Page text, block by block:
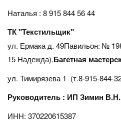
Наталья : 8 915 844 56 44
ТК "Текстильщик"
ул. Ермака д. 49Павильон: №
15 Надежда).Багетная
ул. Тимирязева 1 (т.8-915-844-
Руководитель : ИП Зимин В.Н.
ИНН: 370220615387